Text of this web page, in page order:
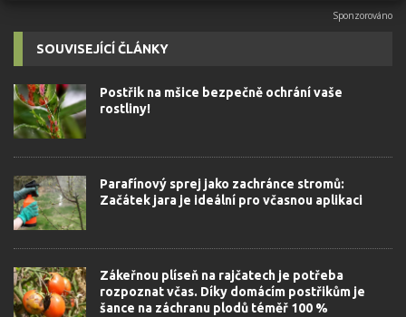
SOUVISEJÍCÍ ČLÁNKY
Postřik na mšice bezpečně ochrání vaše
rostliny!
Parafínový sprej jako zachránce stromů:
Začátek jara je ideální pro včasnou aplikaci
Zákeřnou plíseň na rajčatech je potřeba
rozpoznat včas. Díky domácím postřikům je
šance na záchranu plodů téměř 100 %